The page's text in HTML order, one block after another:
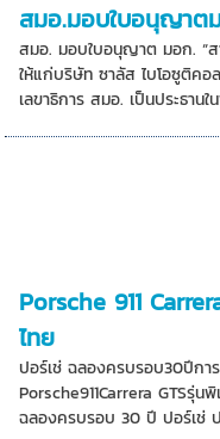
สมอ.มอบใบอนุญาต
สมอ. มอบใบอนุญาต มอก. “
ให้แก่บริษัท ซาลัส ไบโอซูติคอ
เลขาธิการ สมอ. เป็นประธาน
Porsche 911
ไทย
ปอร์เช่ ฉลองครบรอบ30ปีการ
Porsche911Carrera GTSรุ่
ฉลองครบรอบ 30 ปี ปอร์เช่ ป